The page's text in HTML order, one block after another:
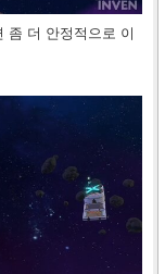
좀 더 안정적으로 이